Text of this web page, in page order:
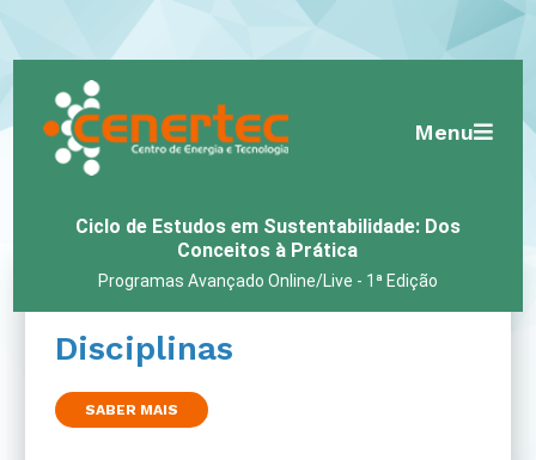
Menu
Ciclo de Estudos em Sustentabilidade: Dos
Conceitos à Prática
Programas Avançado Online/Live - 1ª Edição
Disciplinas
SABER MAIS